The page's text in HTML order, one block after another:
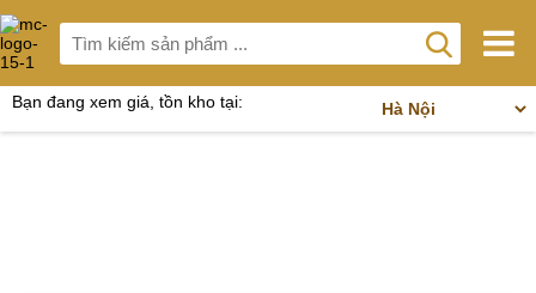
Bạn đang xem giá, tồn kho tại: